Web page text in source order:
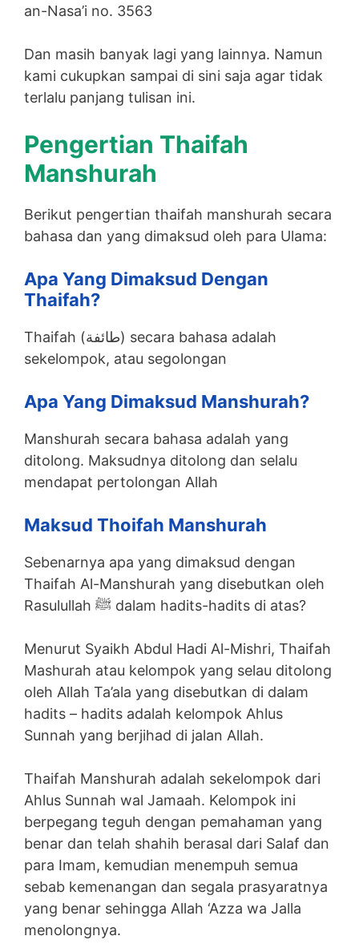
an-Nasa’i no. 3563
Dan masih banyak lagi yang lainnya. Namun
kami cukupkan sampai di sini saja agar tidak
terlalu panjang tulisan ini.
Pengertian Thaifah
Manshurah
Berikut pengertian thaifah manshurah secara
bahasa dan yang dimaksud oleh para Ulama:
Apa Yang Dimaksud Dengan
Thaifah?
Thaifah (طائفة) secara bahasa adalah
sekelompok, atau segolongan
Apa Yang Dimaksud Manshurah?
Manshurah secara bahasa adalah yang
ditolong. Maksudnya ditolong dan selalu
mendapat pertolongan Allah
Maksud Thoifah Manshurah
Sebenarnya apa yang dimaksud dengan
Thaifah Al-Manshurah yang disebutkan oleh
Rasulullah ﷺ dalam hadits-hadits di atas?
Menurut Syaikh Abdul Hadi Al-Mishri, Thaifah
Mashurah atau kelompok yang selau ditolong
oleh Allah Ta’ala yang disebutkan di dalam
hadits – hadits adalah kelompok Ahlus
Sunnah yang berjihad di jalan Allah.
Thaifah Manshurah adalah sekelompok dari
Ahlus Sunnah wal Jamaah. Kelompok ini
berpegang teguh dengan pemahaman yang
benar dan telah shahih berasal dari Salaf dan
para Imam, kemudian menempuh semua
sebab kemenangan dan segala prasyaratnya
yang benar sehingga Allah ‘Azza wa Jalla
menolongnya.